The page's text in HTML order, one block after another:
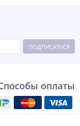
ПОДПИСАТЬСЯ
оплаты